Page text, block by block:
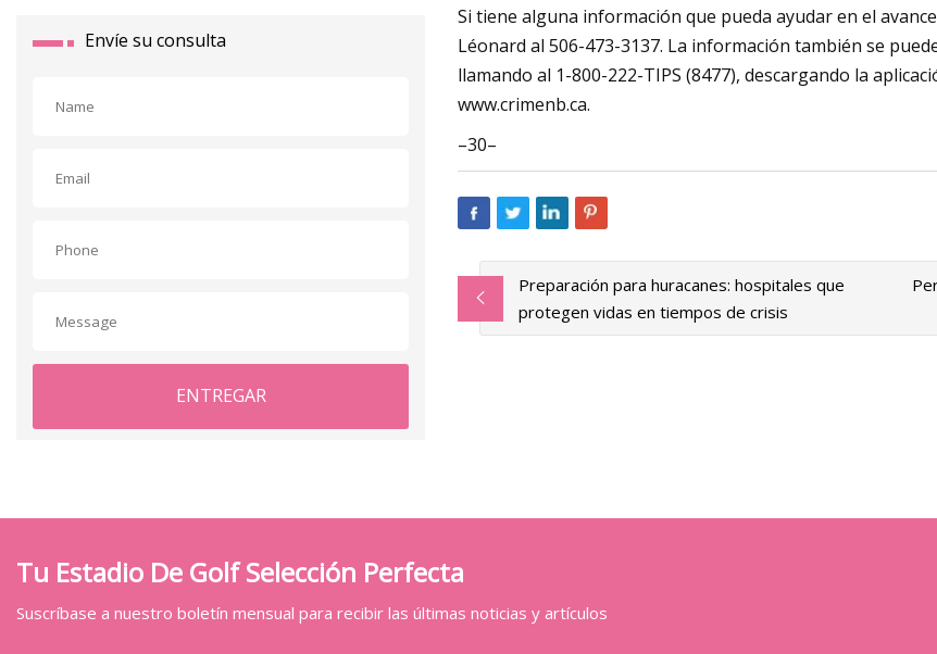
Envíe su consulta
ENTREGAR
Si tiene alguna información que pueda ayudar en el
Léonard al 506-473-3137. La información también se
llamando al 1-800-222-TIPS (8477), descargando la
www.crimenb.ca.
–30–
Preparación para huracanes: hospitales que
protegen vidas en tiempos de crisis
Tu Estadio De Golf Selección Perfecta
Suscríbase a nuestro boletín mensual para recibir las últimas noticias y artículos